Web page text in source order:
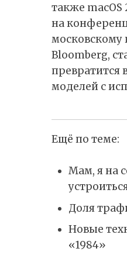
также
на
московскому
Bloomberg,
превратится
моделей с
Ещё по теме:
Мам, я на
Доля
Новые
«1984»